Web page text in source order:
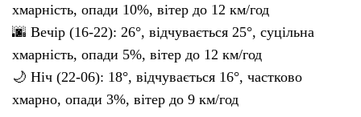
хмарність, опади 10%, вітер до 12 км/год
🌆 Вечір (16-22): 26°, відчувається 25°, суцільна
хмарність, опади 5%, вітер до 12 км/год
🌙 Ніч (22-06): 18°, відчувається 16°, частково
хмарно, опади 3%, вітер до 9 км/год